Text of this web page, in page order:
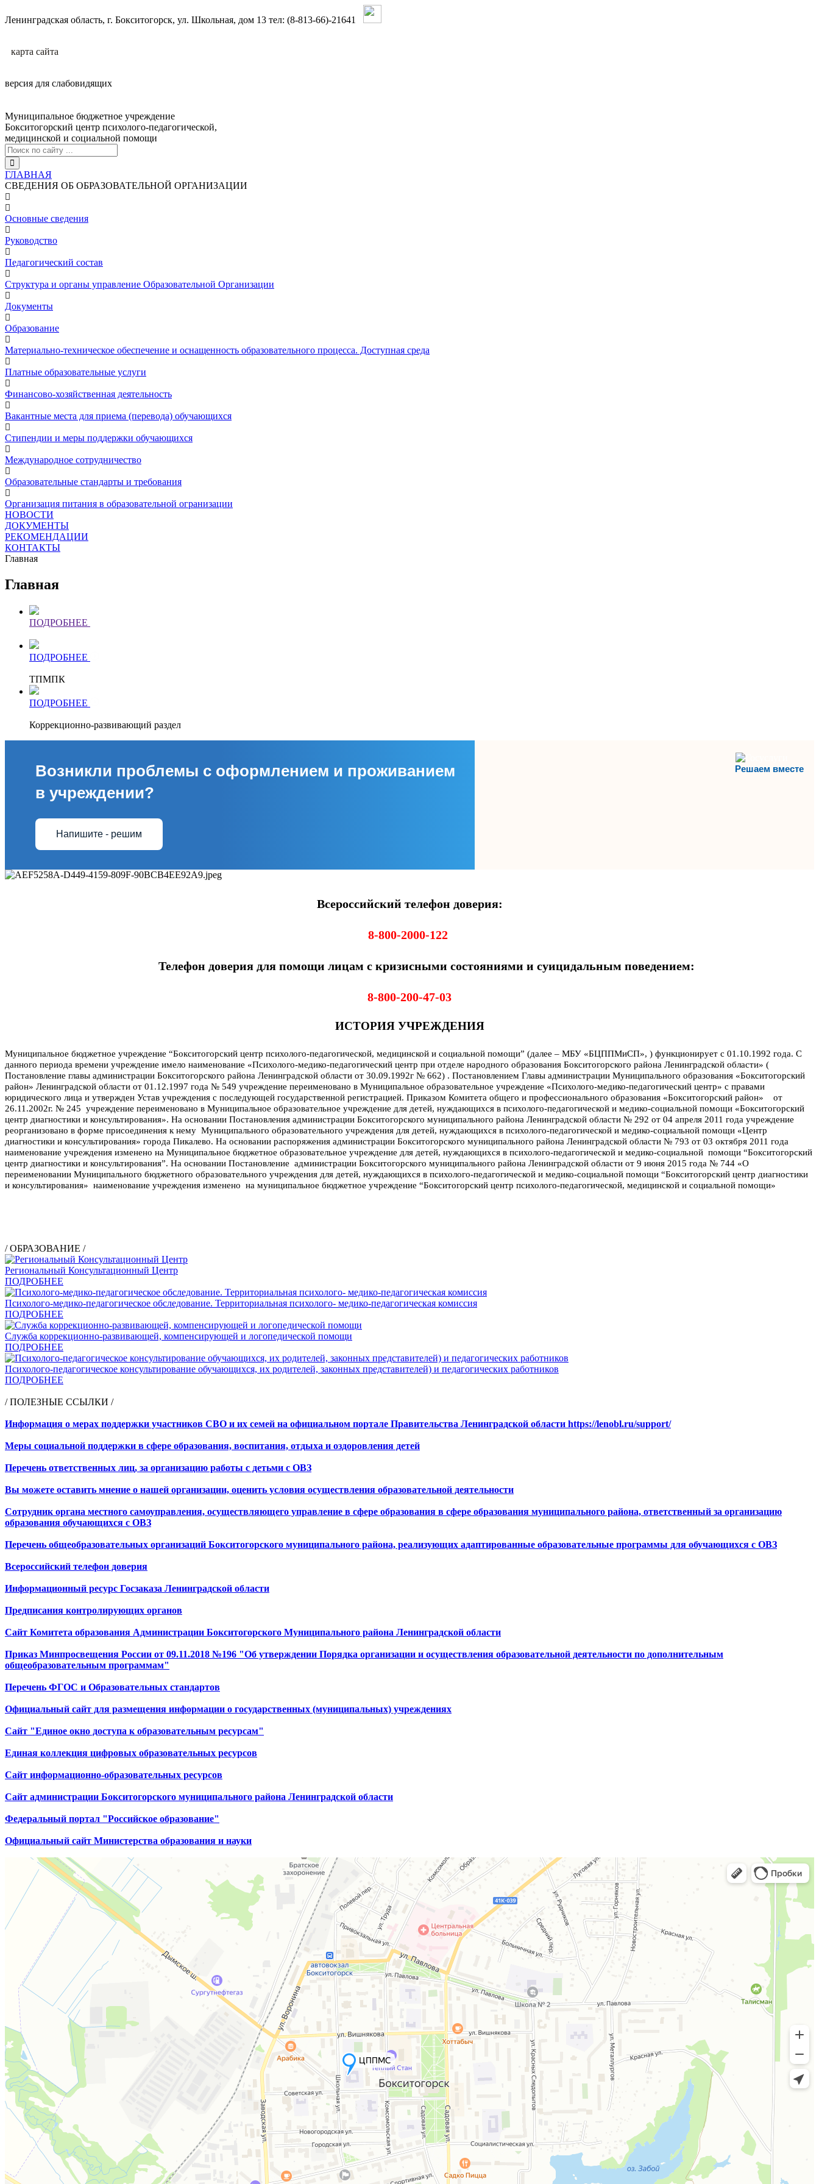
Ленинградская область, г. Бокситогорск, ул. Школьная, дом 13 тел: (8-813-66)-21641
карта сайтa
версия для слабовидящих
Муниципальное бюджетное учреждение
Бокситогорский центр психолого-педагогической,
медицинской и социальной помощи
ГЛАВНАЯ
СВЕДЕНИЯ ОБ ОБРАЗОВАТЕЛЬНОЙ ОРГАНИЗАЦИИ
Основные сведения
Руководство
Педагогический состав
Структура и органы управление Образовательной Организации
Документы
Образование
Материально-техническое обеспечение и оснащенность образовательного процесса. Доступная среда
Платные образовательные услуги
Финансово-хозяйственная деятельность
Вакантные места для приема (перевода) обучающихся
Стипендии и меры поддержки обучающихся
Международное сотрудничество
Образовательные стандарты и требования
Организация питания в образовательной огранизации
НОВОСТИ
ДОКУМЕНТЫ
РЕКОМЕНДАЦИИ
КОНТАКТЫ
Главная
Главная
ПОДРОБНЕЕ
ПОДРОБНЕЕ
ТПМПК
ПОДРОБНЕЕ
Коррекционно-развивающий раздел
Решаем вместе
Возникли проблемы с оформлением и проживанием
в учреждении?
Напишите - решим
Всероссийский телефон доверия:
8-800-2000-122
Телефон доверия для помощи лицам с кризисными состояниями и суицидальным поведением:
8-800-200-47-03
ИСТОРИЯ УЧРЕЖДЕНИЯ
Муниципальное бюджетное учреждение “Бокситогорский центр психолого-педагогической, медицинской и социальной помощи” (далее – МБУ «БЦППМиСП», ) функционирует с 01.10.1992 года. С
данного периода времени учреждение имело наименование «Психолого-медико-педагогический центр при отделе народного образования Бокситогорского района Ленинградской области» (
Постановление главы администрации Бокситогорского района Ленинградской области от 30.09.1992г № 662) . Постановлением Главы администрации Муниципального образования «Бокситогорский
район» Ленинградской области от 01.12.1997 года № 549 учреждение переименовано в Муниципальное образовательное учреждение «Психолого-медико-педагогический центр» с правами
юридического лица и утвержден Устав учреждения с последующей государственной регистрацией. Приказом Комитета общего и профессионального образования «Бокситогорский район» от
26.11.2002г. № 245 учреждение переименовано в Муниципальное образовательное учреждение для детей, нуждающихся в психолого-педагогической и медико-социальной помощи «Бокситогорский
центр диагностики и консультирования». На основании Постановления администрации Бокситогорского муниципального района Ленинградской области № 292 от 04 апреля 2011 года учреждение
реорганизовано в форме присоединения к нему Муниципального образовательного учреждения для детей, нуждающихся в психолого-педагогической и медико-социальной помощи «Центр
диагностики и консультирования» города Пикалево. На основании распоряжения администрации Бокситогорского муниципального района Ленинградской области № 793 от 03 октября 2011 года
наименование учреждения изменено на Муниципальное бюджетное образовательное учреждение для детей, нуждающихся в психолого-педагогической и медико-социальной помощи “Бокситогорский
центр диагностики и консультирования”. На основании Постановление администрации Бокситогорского муниципального района Ленинградской области от 9 июня 2015 года № 744 «О
переименовании Муниципального бюджетного образовательного учреждения для детей, нуждающихся в психолого-педагогической и медико-социальной помощи “Бокситогорский центр диагностики
и консультирования» наименование учреждения изменено на муниципальное бюджетное учреждение “Бокситогорский центр психолого-педагогической, медицинской и социальной помощи»
/ ОБРАЗОВАНИЕ /
Региональный Консультационный Центр
ПОДРОБНЕЕ
Психолого-медико-педагогическое обследование. Территориальная психолого- медико-педагогическая комиссия
ПОДРОБНЕЕ
Служба коррекционно-развивающей, компенсирующей и логопедической помощи
ПОДРОБНЕЕ
Психолого-педагогическое консультирование обучающихся, их родителей, законных представителей) и педагогических работников
ПОДРОБНЕЕ
/ ПОЛЕЗНЫЕ ССЫЛКИ /
Информация о мерах поддержки участников СВО и их семей на официальном портале Правительства Ленинградской области https://lenobl.ru/support/
Меры социальной поддержки в сфере образования, воспитания, отдыха и оздоровления детей
Перечень ответственных лиц, за организацию работы с детьми с ОВЗ
Вы можете оставить мнение о нашей организации, оценить условия осуществления образовательной деятельности
Сотрудник органа местного самоуправления, осуществляющего управление в сфере образования в сфере образования муниципального района, ответственный за организацию
образования обучающихся с ОВЗ
Перечень общеобразовательных организаций Бокситогорского муниципального района, реализующих адаптированные образовательные программы для обучающихся с ОВЗ
Всероссийский телефон доверия
Информационный ресурс Госзаказа Ленинградской области
Предписания контролирующих органов
Сайт Комитета образования Администрации Бокситогорского Муниципального района Ленинградской области
Приказ Минпросвещения России от 09.11.2018 №196 "Об утверждении Порядка организации и осуществления образовательной деятельности по дополнительным
общеобразовательным программам"
Перечень ФГОС и Образовательных стандартов
Официальный сайт для размещения информации о государственных (муниципальных) учреждениях
Сайт "Единое окно доступа к образовательным ресурсам"
Единая коллекция цифровых образовательных ресурсов
Сайт информационно-образовательных ресурсов
Сайт администрации Бокситогорского муниципального района Ленинградской области
Федеральный портал "Российское образование"
Официальный сайт Министерства образования и науки